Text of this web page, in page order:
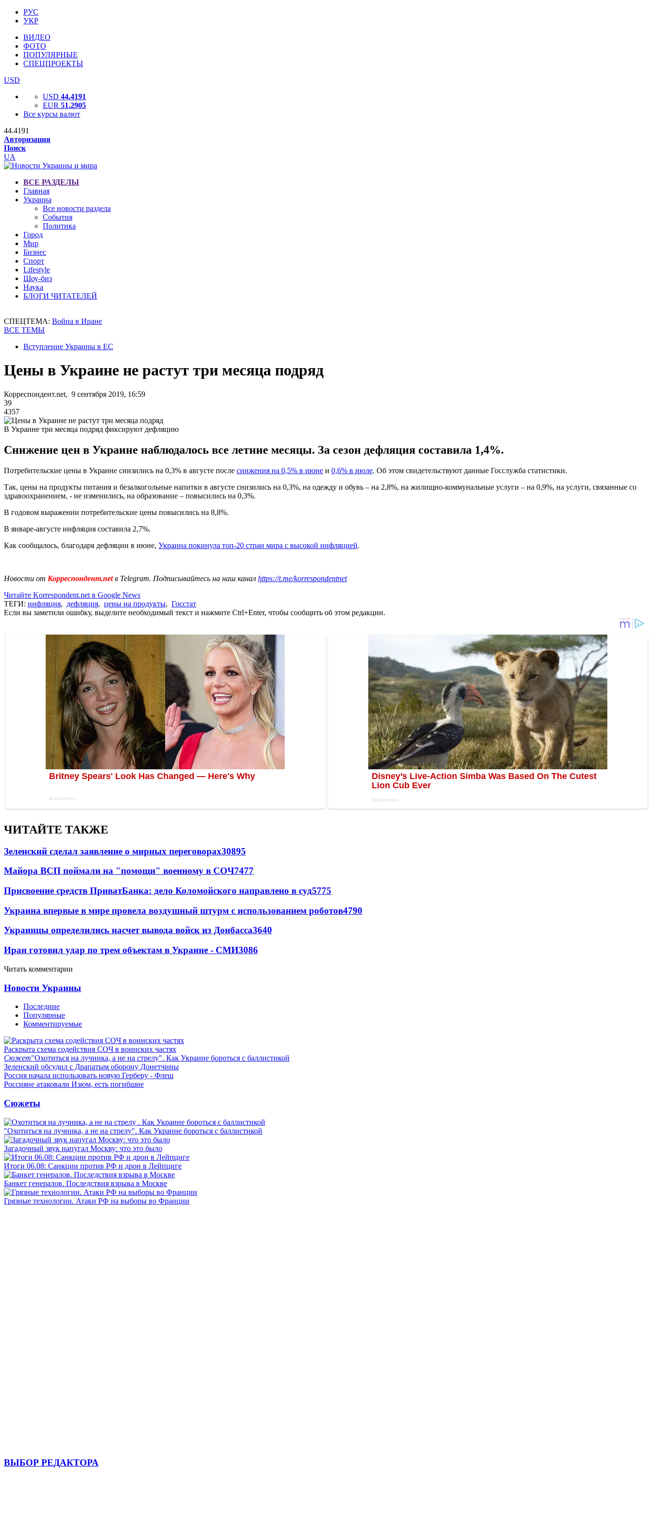
РУС
УКР
ВИДЕО
ФОТО
ПОПУЛЯРНЫЕ
СПЕЦПРОЕКТЫ
USD
USD 44.4191
EUR 51.2905
Все курсы валют
44.4191
Авторизация
Поиск
UA
ВСЕ РАЗДЕЛЫ
Главная
Украина
Все новости раздела
События
Политика
Город
Мир
Бизнес
Спорт
Lifestyle
Шоу-биз
Наука
БЛОГИ ЧИТАТЕЛЕЙ
СПЕЦТЕМА: Война в Иране
ВСЕ ТЕМЫ
Вступление Украины в ЕС
Цены в Украине не растут три месяца подряд
Корреспондент.net, 9 сентября 2019, 16:59
39
4357
В Украине три месяца подряд фиксируют дефляцию
Снижение цен в Украине наблюдалось все летние месяцы. За сезон дефляция составила 1,4%.
Потребительские цены в Украине снизились на 0,3% в августе после снижения на 0,5% в июне и 0,6% в июле. Об этом свидетельствуют данные Госслужба статистики.
Так, цены на продукты питания и безалкогольные напитки в августе снизились на 0,3%, на одежду и обувь – на 2,8%, на жилищно-коммунальные услуги – на 0,9%, на услуги, связанные со
здравоохранением, - не изменились, на образование – повысились на 0,3%.
В годовом выражении потребительские цены повысились на 8,8%.
В январе-августе инфляция составила 2,7%.
Как сообщалось, благодаря дефляции в июне, Украина покинула топ-20 стран мира с высокой инфляцией.
Новости от Корреспондент.netв Telegram. Подписывайтесь на наш канал https://t.me/korrespondentnet
Читайте Korrespondent.net в Google News
ТЕГИ: инфляция, дефляция, цены на продукты, Госстат
Если вы заметили ошибку, выделите необходимый текст и нажмите Ctrl+Enter, чтобы сообщить об этом редакции.
ЧИТАЙТЕ ТАКЖЕ
Зеленский сделал заявление о мирных переговорах30895
Майора ВСП поймали на "помощи" военному в СОЧ7477
Присвоение средств ПриватБанка: дело Коломойского направлено в суд5775
Украина впервые в мире провела воздушный штурм с использованием роботов4790
Украинцы определились насчет вывода войск из Донбасса3640
Иран готовил удар по трем объектам в Украине - СМИ3086
Читать комментарии
Новости Украины
Последние
Популярные
Комментируемые
Раскрыта схема содействия СОЧ в воинских частях
Сюжет"Охотиться на лучника, а не на стрелу". Как Украине бороться с баллистикой
Зеленский обсудил с Драпатым оборону Донетчины
Россия начала использовать новую Герберу - Флеш
Россияне атаковали Изюм, есть погибшие
Сюжеты
"Охотиться на лучника, а не на стрелу". Как Украине бороться с баллистикой
Загадочный звук напугал Москву: что это было
Итоги 06.08: Санкции против РФ и дрон в Лейпциге
Банкет генералов. Последствия взрыва в Москве
Грязные технологии. Атаки РФ на выборы во Франции
ВЫБОР РЕДАКТОРА